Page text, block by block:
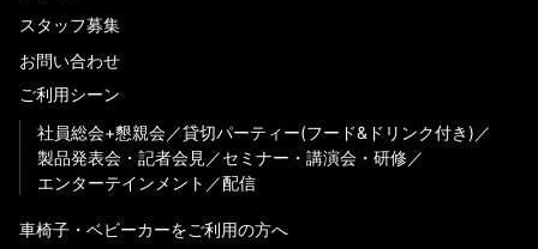
スタッフ募集
お問い合わせ
ご利用シーン
社員総会+懇親会
貸切パーティー(フード&ドリンク付き)
製品発表会・記者会見
セミナー・講演会・研修
エンターテインメント
配信
車椅子・ベビーカーをご利用の方へ